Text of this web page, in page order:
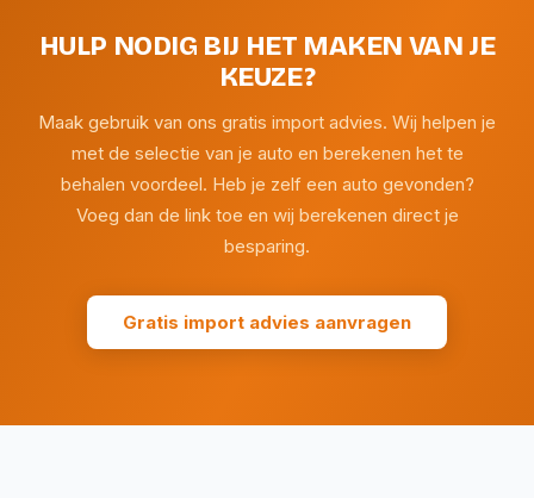
HULP NODIG BIJ HET MAKEN VAN JE
KEUZE?
Maak gebruik van ons gratis import advies. Wij helpen je
met de selectie van je auto en berekenen het te
behalen voordeel. Heb je zelf een auto gevonden?
Voeg dan de link toe en wij berekenen direct je
besparing.
Gratis import advies aanvragen